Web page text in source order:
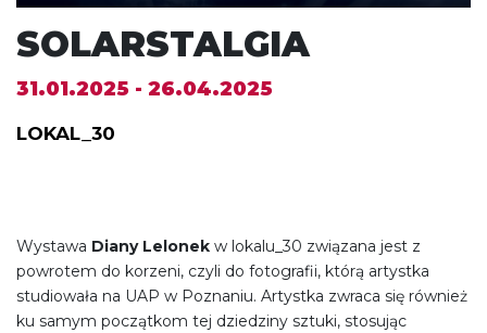
SOLARSTALGIA
31.01.2025 - 26.04.2025
LOKAL_30
Wystawa Diany Lelonek w lokalu_30 związana jest z
powrotem do korzeni, czyli do fotografii, którą artystka
studiowała na UAP w Poznaniu. Artystka zwraca się również
ku samym początkom tej dziedziny sztuki, stosując